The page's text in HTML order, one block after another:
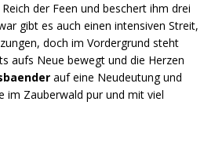
der Feen und beschert ihm drei
gibt es auch einen intensiven Streit,
doch im Vordergrund steht
aufs Neue bewegt und die Herzen
auf eine Neudeutung und
im Zauberwald pur und mit viel